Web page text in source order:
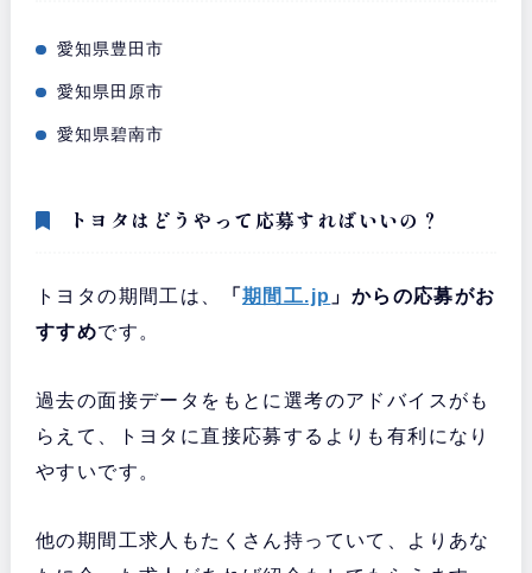
Tさん（30代）「とにかくお金はい
Mさん（20代）「ちゃんと面倒見てく
愛知県豊田市
愛知県田原市
愛知県碧南市
トヨタはどうやって応募すればいいの？
トヨタの期間工は、 「 期間工.jp 」からの応募がお
すすめです。
過去の面接データをもとに選考のアドバイスがも
らえて、トヨタに直接応募するよりも有利になり
やすいです。
他の期間工求人もたくさん持っていて、よりあな